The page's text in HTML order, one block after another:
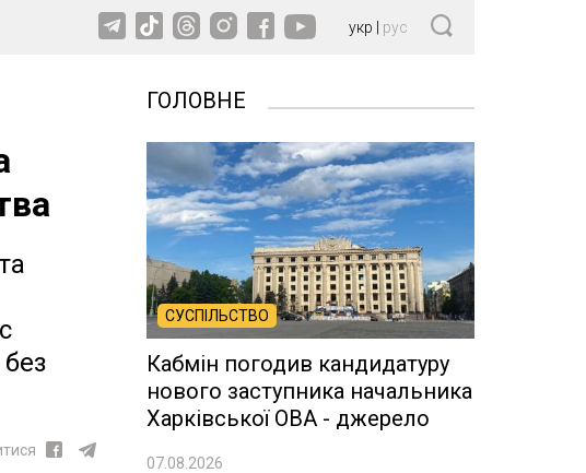
укр рус
ГОЛОВНЕ
СУСПІЛЬСТВО
Кабмін погодив кандидатуру
нового заступника начальника
Харківської ОВА - джерело
07.08.2026